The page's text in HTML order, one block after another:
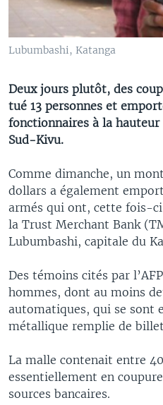
Lubumbashi, Katanga
Deux jours plutôt, des
tué 13 personnes et
fonctionnaires à la hauteur
Sud-Kivu.
Comme dimanche, un
dollars a également
armés qui ont, cette fois-
la Trust Merchant Bank
Lubumbashi, capitale du
Des témoins cités par
hommes, dont au moins
automatiques, qui se sont
métallique remplie de
La malle contenait entre
essentiellement en
sources bancaires.